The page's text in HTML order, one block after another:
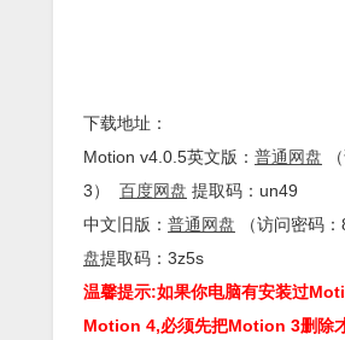
下载地址：
Motion v4.0.5英文版： 普通网盘
3） 百度网盘 提取码：un49
中文旧版： 普通网盘 （访问密码
盘提取码：3z5s
温馨提示:如果你电脑有安装过
Motion 4,必须先把Motion 3删除